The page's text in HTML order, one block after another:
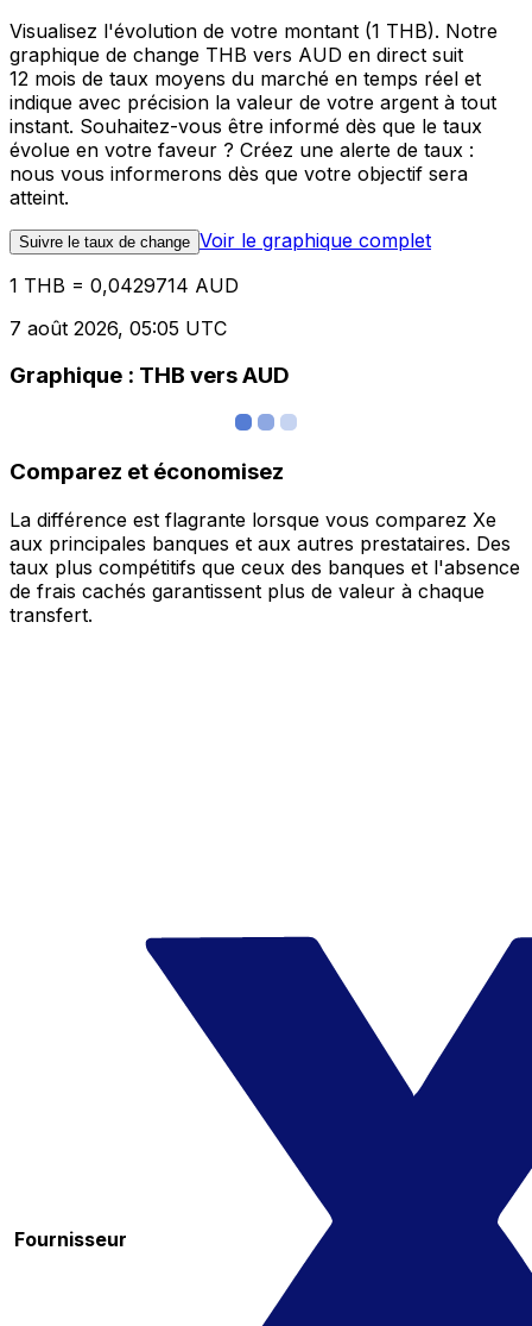
Visualisez l'évolution de votre montant (1 THB). Notre
graphique de change THB vers AUD en direct suit
12 mois de taux moyens du marché en temps réel et
indique avec précision la valeur de votre argent à tout
instant. Souhaitez-vous être informé dès que le taux
évolue en votre faveur ? Créez une alerte de taux :
nous vous informerons dès que votre objectif sera
atteint.
Suivre le taux de change Voir le graphique complet
1 THB = 0,0429714 AUD
7 août 2026, 05:05 UTC
Graphique : THB vers AUD
Comparez et économisez
La différence est flagrante lorsque vous comparez Xe
aux principales banques et aux autres prestataires. Des
taux plus compétitifs que ceux des banques et l'absence
de frais cachés garantissent plus de valeur à chaque
transfert.
Fournisseur